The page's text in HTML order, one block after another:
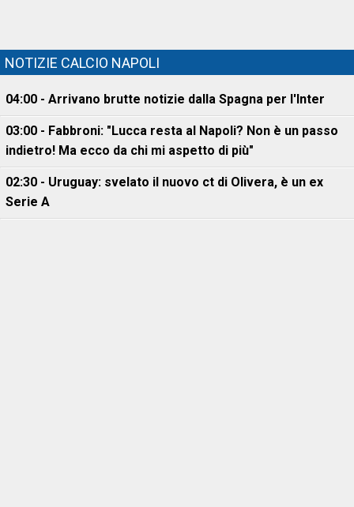
NOTIZIE CALCIO NAPOLI
04:00 - Arrivano brutte notizie dalla Spagna per l'Inter
03:00 - Fabbroni: "Lucca resta al Napoli? Non è un passo
indietro! Ma ecco da chi mi aspetto di più"
02:30 - Uruguay: svelato il nuovo ct di Olivera, è un ex
Serie A